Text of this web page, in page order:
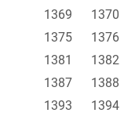
1369
1370
1375
1376
1381
1382
1387
1388
1393
1394